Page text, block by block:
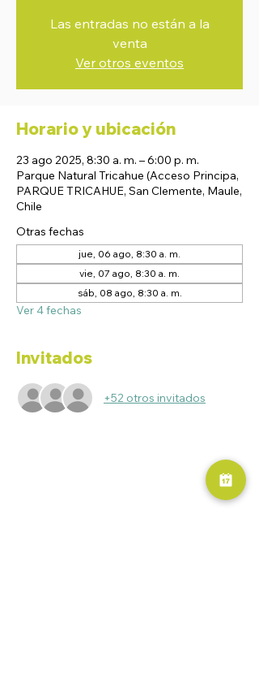
Las entradas no están a la
venta
Ver otros eventos
Horario y ubicación
23 ago 2025, 8:30 a. m. – 6:00 p. m.
Parque Natural Tricahue (Acceso Principa,
PARQUE TRICAHUE, San Clemente, Maule,
Chile
Otras fechas
jue, 06 ago, 8:30 a. m.
vie, 07 ago, 8:30 a. m.
sáb, 08 ago, 8:30 a. m.
Ver 4 fechas
Invitados
+52 otros invitados